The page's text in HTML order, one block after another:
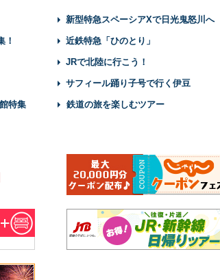
新型特急スペーシアXで日光鬼怒川へ
！ 近鉄特急「ひのとり」
JRで北陸に行こう！
サフィール踊り子号で行く伊豆
特集 鉄道の旅を楽しむツアー